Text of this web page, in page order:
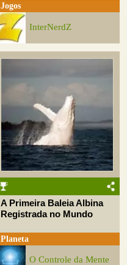
Jogos
InterNerdZ
A Primeira Baleia Albina
Registrada no Mundo
Planeta
O Controle da Mente